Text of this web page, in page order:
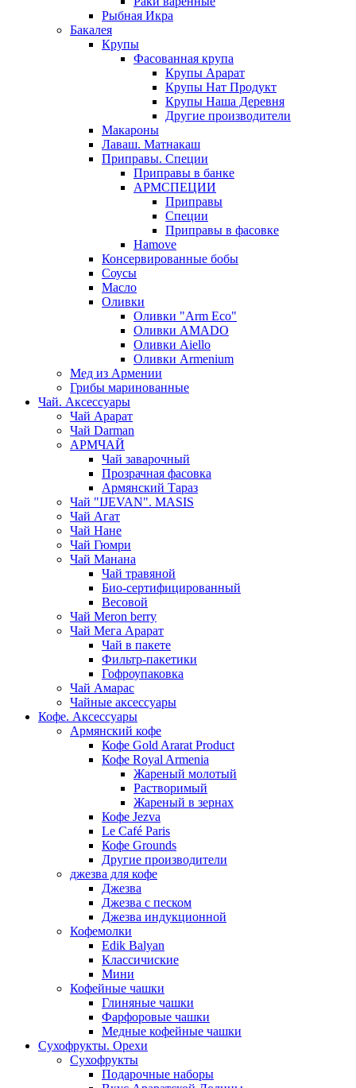
Рыбная Икра
Бакалея
Крупы
Фасованная крупа
Крупы Арарат
Крупы Нат Продукт
Крупы Наша Деревня
Другие производители
Макароны
Лаваш. Матнакаш
Приправы. Специи
Приправы в банке
АРМСПЕЦИИ
Приправы
Специи
Приправы в фасовке
Hamove
Консервированные бобы
Соусы
Масло
Оливки
Оливки "Arm Eco"
Оливки AMADO
Оливки Aiello
Оливки Armenium
Мед из Армении
Грибы маринованные
Чай. Аксессуары
Чай Арарат
Чай Darman
АРМЧАЙ
Чай заварочный
Прозрачная фасовка
Армянский Тараз
Чай "IJEVAN". MASIS
Чай Агат
Чай Нане
Чай Гюмри
Чай Манана
Чай травяной
Био-сертифицированный
Весовой
Чай Meron berry
Чай Мега Арарат
Чай в пакете
Фильтр-пакетики
Гофроупаковка
Чай Амарас
Чайные аксессуары
Кофе. Аксессуары
Армянский кофе
Кофе Gold Ararat Product
Кофе Royal Armenia
Жареный молотый
Растворимый
Жареный в зернах
Кофе Jezva
Le Café Paris
Кофе Grounds
Другие производители
джезва для кофе
Джезва
Джезва с песком
Джезва индукционной
Кофемолки
Edik Balyan
Классичиские
Мини
Кофейные чашки
Глиняные чашки
Фарфоровые чашки
Медные кофейные чашки
Сухофрукты. Орехи
Сухофрукты
Подарочные наборы